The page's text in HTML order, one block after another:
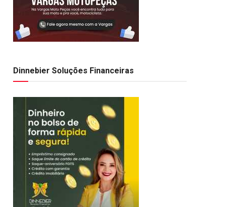
Dinnebier Soluções Financeiras